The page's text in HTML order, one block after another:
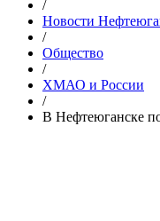
/
Новости
/
Общество
/
ХМАО и России
/
В Нефтеюганске